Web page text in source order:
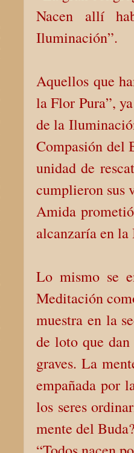
Nacen allí
Iluminación”.
Aquellos que
la Flor Pura”,
de la
Compasión del
unidad de
cumplieron sus
Amida
alcanzaría en
Lo mismo se
Meditación
muestra en la
de loto que
graves. La
empañada por
los seres
mente del